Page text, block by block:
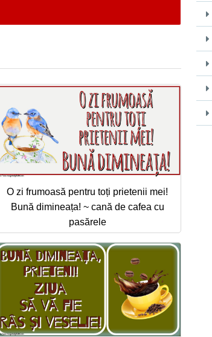
O zi frumoasă pentru toți prietenii mei!
Bună dimineața! ~ cană de cafea cu
pasărele